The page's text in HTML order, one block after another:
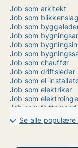
Job som arkitekt
Job som
Job som
Job som
Job som
Job som
Job som chauffør
Job som driftsleder
Job som el-
Job som elektriker
Job som
Job som flyttemand
Job som gartner
Job som geograf/
Se alle populære